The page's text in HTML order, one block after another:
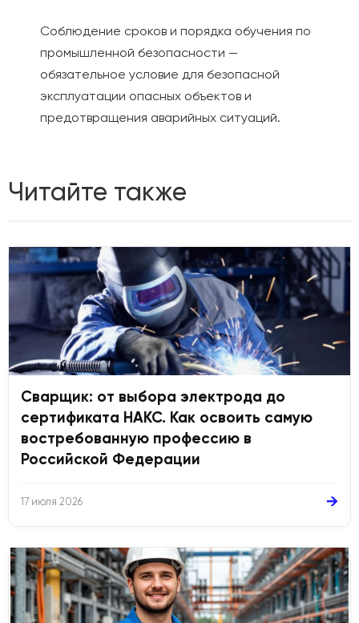
Соблюдение сроков и порядка обучения по
промышленной безопасности —
обязательное условие для безопасной
эксплуатации опасных объектов и
предотвращения аварийных ситуаций.
Читайте также
Сварщик: от выбора электрода до
сертификата НАКС. Как освоить самую
востребованную профессию в
Российской Федерации
17 июля 2026 →